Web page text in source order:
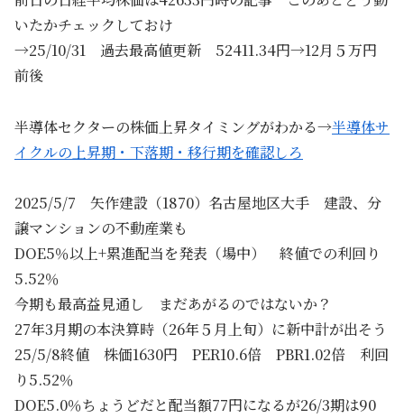
いたかチェックしておけ
→25/10/31 過去最高値更新 52411.34円→12月５万円
前後
半導体セクターの株価上昇タイミングがわかる→半導体サ
イクルの上昇期・下落期・移行期を確認しろ
2025/5/7 矢作建設（1870）名古屋地区大手 建設、分
譲マンションの不動産業も
DOE5％以上+累進配当を発表（場中） 終値での利回り
5.52％
今期も最高益見通し まだあがるのではないか？
27年3月期の本決算時（26年５月上旬）に新中計が出そう
25/5/8終値 株価1630円 PER10.6倍 PBR1.02倍 利回
り5.52％
DOE5.0％ちょうどだと配当額77円になるが26/3期は90